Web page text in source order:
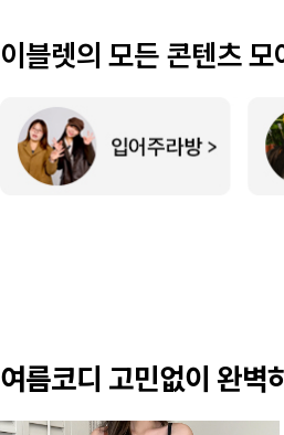
이블렛의 모든 콘텐츠 모
여름코디 고민없이 완벽